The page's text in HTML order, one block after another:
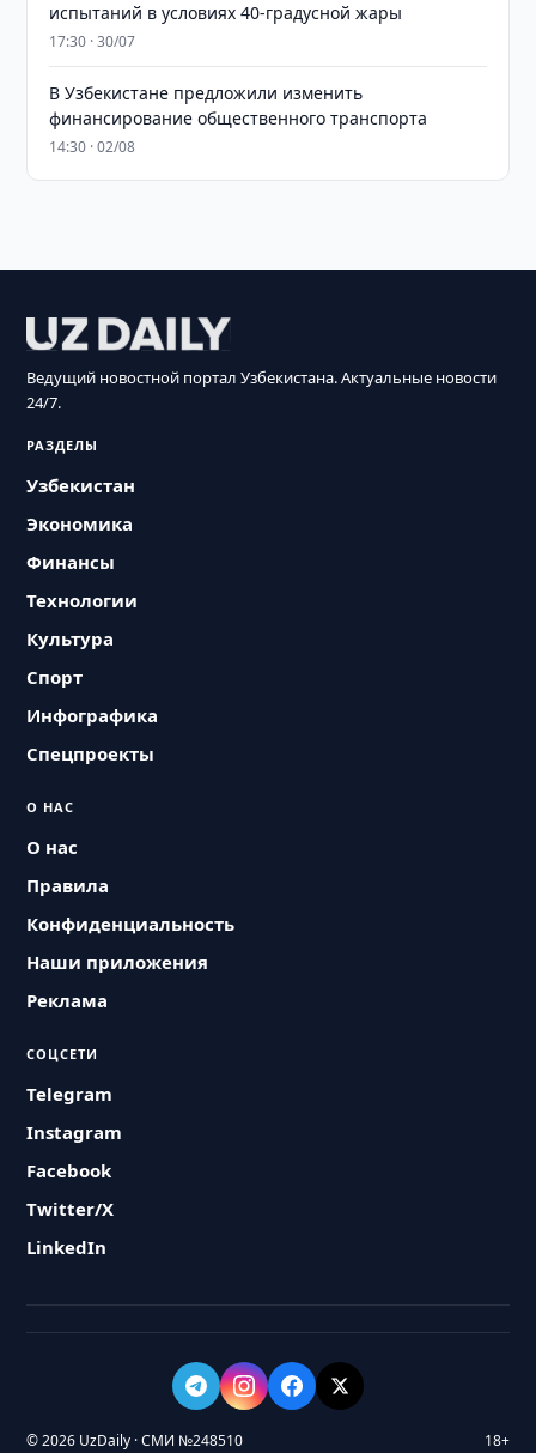
испытаний в условиях 40-градусной жары
17:30 · 30/07
В Узбекистане предложили изменить
финансирование общественного транспорта
14:30 · 02/08
Ведущий новостной портал Узбекистана. Актуальные новости
24/7.
РАЗДЕЛЫ
Узбекистан
Экономика
Финансы
Технологии
Культура
Спорт
Инфографика
Спецпроекты
О НАС
О нас
Правила
Конфиденциальность
Наши приложения
Реклама
СОЦСЕТИ
Telegram
Instagram
Facebook
Twitter/X
LinkedIn
© 2026 UzDaily · СМИ №248510 18+